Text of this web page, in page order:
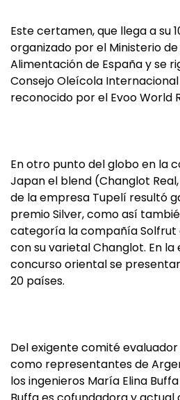
Este certamen, que llega a su
organizado por el Ministerio
Alimentación de España y se
Consejo Oleícola
reconocido por el Evoo World
En otro punto del globo en la
Japan el blend (Changlot
de la empresa Tupelí resultó
premio Silver, como así
categoría la compañía Solfrut
con su varietal Changlot. En la
concurso oriental se
20 países.
Del exigente comité
como representantes de
los ingenieros María Elina